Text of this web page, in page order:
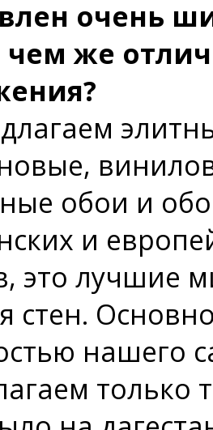
очень
чем же
обои и
и
это лучшие
стен.
нашего
только